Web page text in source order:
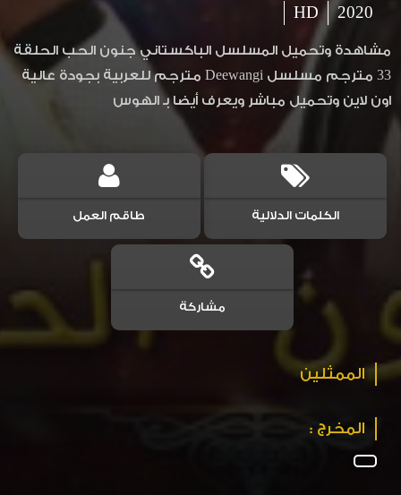
2020
HD
مشاهدة وتحميل المسلسل الباكستاني جنون الحب الحلقة
33 مترجم مسلسل Deewangi مترجم للعربية بجودة عالية
اون لاين وتحميل مباشر ويعرف أيضا بـ الهوس
الكلمات الدلالية طاقم العمل
مشاركة
الممثلين
المخرج :